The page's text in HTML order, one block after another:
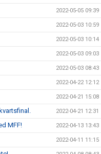
2022-05-05 09:39
2022-05-03 10:59
2022-05-03 10:14
2022-05-03 09:03
2022-05-03 08:43
2022-04-22 12:12
2022-04-21 15:08
2022-04-21 12:31
MFF! 2022-04-13 13:43
2022-04-11 11:15